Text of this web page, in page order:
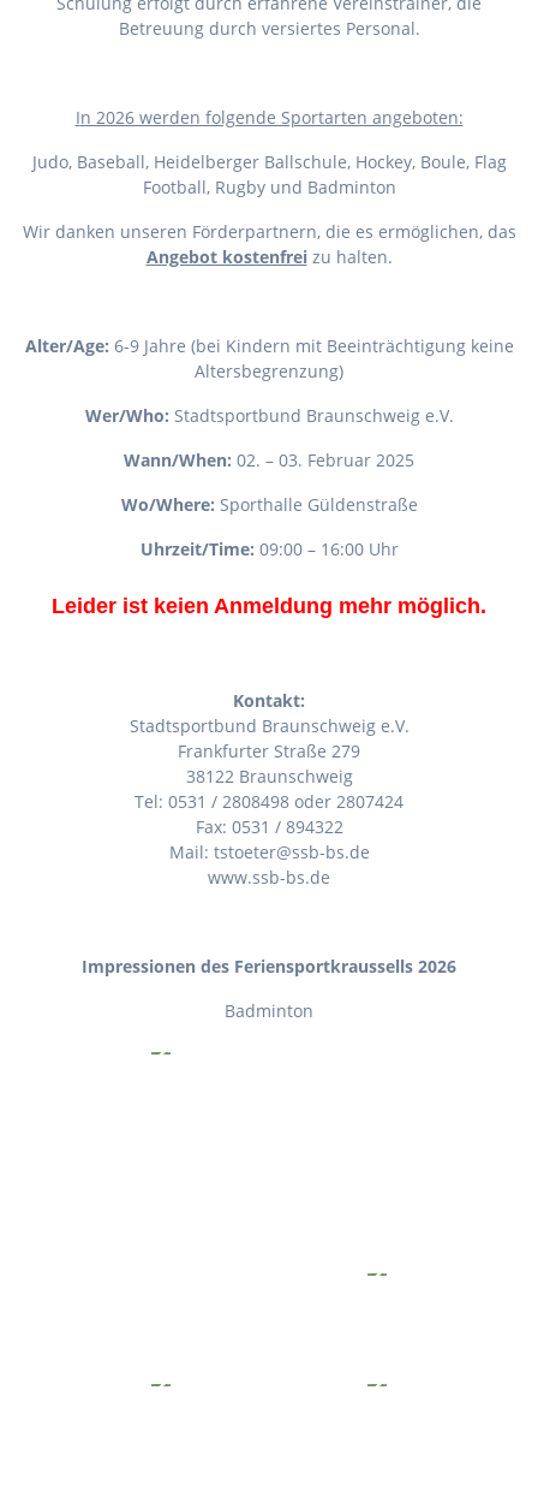
Betreuung durch versiertes Personal.
In 2026 werden folgende Sportarten angeboten:
Judo, Baseball, Heidelberger Ballschule, Hockey, Boule, Flag
Football, Rugby und Badminton
Wir danken unseren Förderpartnern, die es ermöglichen, das
Angebot kostenfreizu halten.
Alter/Age: 6-9 Jahre (bei Kindern mit Beeinträchtigung keine
Altersbegrenzung)
Wer/Who: Stadtsportbund Braunschweig e.V.
Wann/When: 02. – 03. Februar 2025
Wo/Where: Sporthalle Güldenstraße
Uhrzeit/Time: 09:00 – 16:00 Uhr
Leider ist keien Anmeldung mehr möglich.
Kontakt:
Stadtsportbund Braunschweig e.V.
Frankfurter Straße 279
38122 Braunschweig
Tel: 0531 / 2808498 oder 2807424
Fax: 0531 / 894322
Mail: tstoeter@ssb-bs.de
www.ssb-bs.de
Impressionen des Feriensportkraussells 2026
Badminton